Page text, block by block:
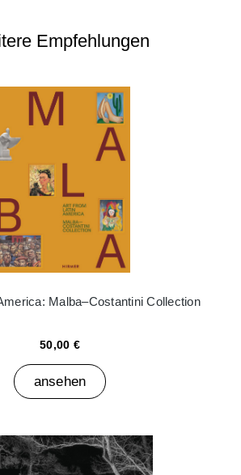
Empfehlungen
Malba–Costantini Collection
50,00 €
ansehen